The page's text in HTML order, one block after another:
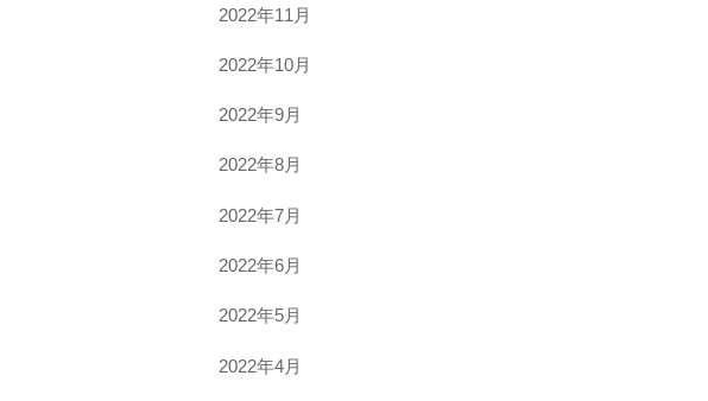
2022年11月
2022年10月
2022年9月
2022年8月
2022年7月
2022年6月
2022年5月
2022年4月